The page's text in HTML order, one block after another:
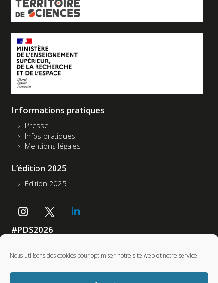
Nous utilisons des cookies pour optimiser notre site web et notre service.
Informations pratiques
Presse
Infos pratiques
Mentions légales
L’édition 2025
Édition 2025
#PDS2026
Partenaires